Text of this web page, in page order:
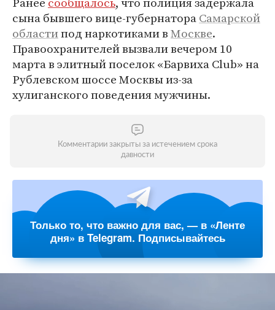
сына бывшего вице-губернатораСамарской
областипод наркотиками вМоскве.
Правоохранителей вызвали вечером 10
марта в элитный поселок «Барвиха Club» на
Рублевском шоссе Москвы из-за
хулиганского поведения мужчины.
Комментарии закрыты за истечением срока
давности
Только то, что важно для вас, — в «Ленте
дня» в Telegram. Подписывайтесь